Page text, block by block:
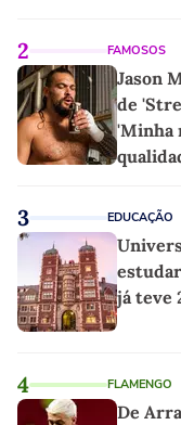
2 FAMOSOS
Jason
de
'Minha
3 EDUCAÇÃO
já teve
4 FLAMENGO
De